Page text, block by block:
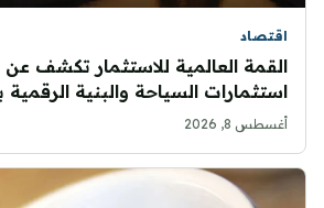
اقتصاد
القمة العالمية للاستثمار تكشف
استثمارات السياحة والبنية الرقمية
27.66 مليار دولار بحلول 2030
أغسطس 8, 2026